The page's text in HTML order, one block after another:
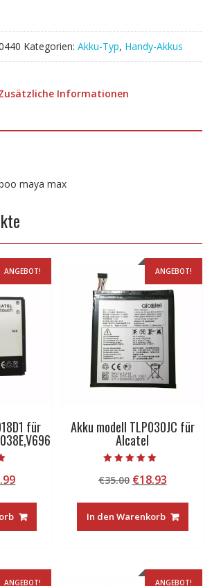
Kategorien: Akku-Typ, Handy-Akkus
Informationen
maya max
ANGEBOT!
für
Aktueller
ist:
€15.99.
ANGEBOT!
Akku modell TLP030JC für
Alcatel
4.50
von 5
€35.00 Ursprünglicher
war:
€35.00
€18.93
ist:
€18.93.
In den Warenkorb
ANGEBOT! ANGEBOT!